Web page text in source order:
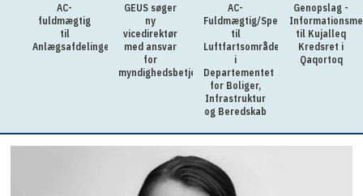
AC-
fuldmægtig
til
Anlægsafdelingen
GEUS søger
ny
vicedirektør
med ansvar
for
myndighedsbetjening
AC-
Fuldmægtig/Specialkonsulent
til
Luftfartsområdet
i
Departementet
for Boliger,
Infrastruktur
og Beredskab
Genopslag -
til Kujalleq
Kredsret i
Qaqortoq